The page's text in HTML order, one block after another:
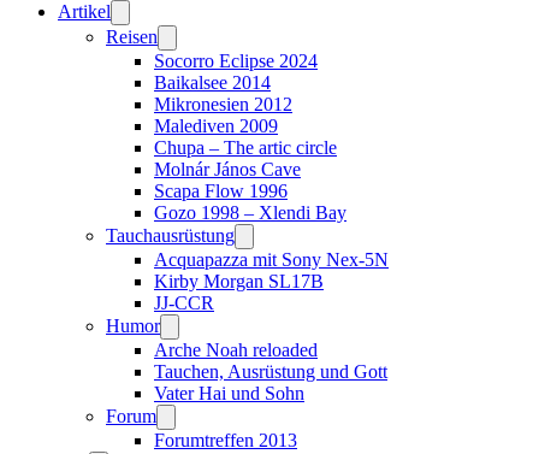
Artikel
Reisen
Socorro Eclipse 2024
Baikalsee 2014
Mikronesien 2012
Malediven 2009
Chupa – The artic circle
Molnár János Cave
Scapa Flow 1996
Gozo 1998 – Xlendi Bay
Tauchausrüstung
Acquapazza mit Sony Nex-5N
Kirby Morgan SL17B
JJ-CCR
Humor
Arche Noah reloaded
Tauchen, Ausrüstung und Gott
Vater Hai und Sohn
Forum
Forumtreffen 2013